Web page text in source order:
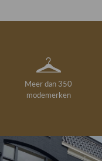
Meer dan 350
modemerken
drankje